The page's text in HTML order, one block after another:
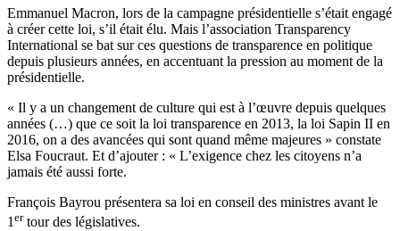
Emmanuel Macron, lors de la campagne présidentielle s’était engagé
à créer cette loi, s’il était élu. Mais l’association Transparency
International se bat sur ces questions de transparence en politique
depuis plusieurs années, en accentuant la pression au moment de la
présidentielle.
« Il y a un changement de culture qui est à l’œuvre depuis quelques
années (…) que ce soit la loi transparence en 2013, la loi Sapin II en
2016, on a des avancées qui sont quand même majeures » constate
Elsa Foucraut. Et d’ajouter : « L’exigence chez les citoyens n’a
jamais été aussi forte.
François Bayrou présentera sa loi en conseil des ministres avant le
1 ertour des législatives.